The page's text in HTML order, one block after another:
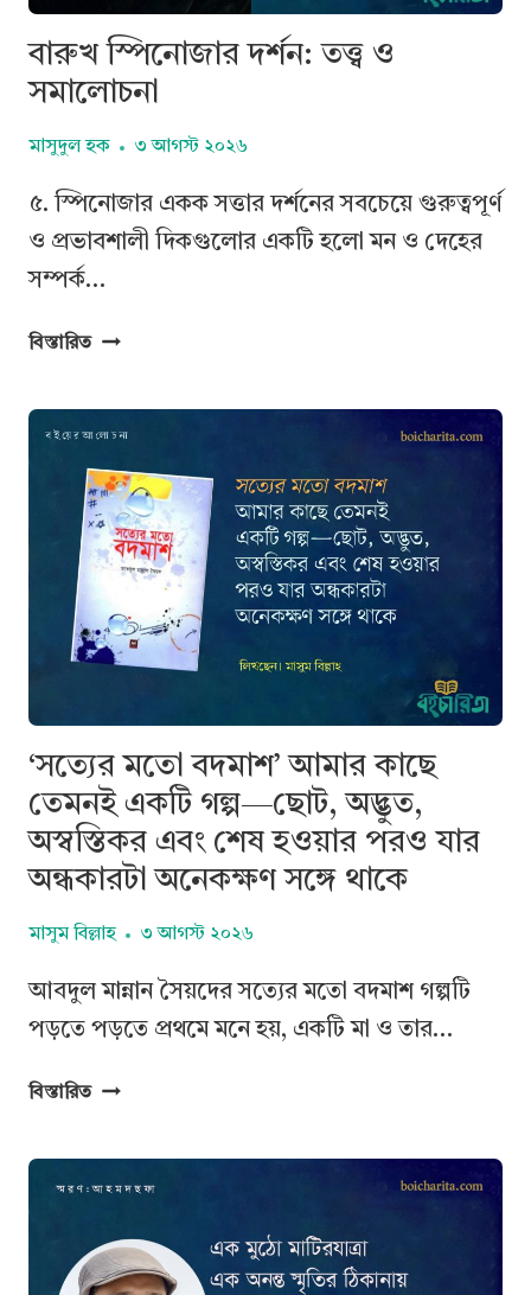
বারুখ স্পিনোজার দর্শন: তত্ত্ব ও
সমালোচনা
মাসুদুল হক ৩ আগস্ট ২০২৬
৫. স্পিনোজার একক সত্তার দর্শনের সবচেয়ে গুরুত্বপূর্ণ
ও প্রভাবশালী দিকগুলোর একটি হলো মন ও দেহের
সম্পর্ক…
বিস্তারিতবারুখ
সমালোচনা
‘সত্যের মতো বদমাশ’ আমার কাছে
তেমনই একটি গল্প—ছোট, অদ্ভুত,
অস্বস্তিকর এবং শেষ হওয়ার পরও যার
অন্ধকারটা অনেকক্ষণ সঙ্গে থাকে
মাসুম বিল্লাহ ৩ আগস্ট ২০২৬
আবদুল মান্নান সৈয়দের সত্যের মতো বদমাশ গল্পটি
পড়তে পড়তে প্রথমে মনে হয়, একটি মা ও তার…
বিস্তারিত‘সত্যের
তেমনই
একটি